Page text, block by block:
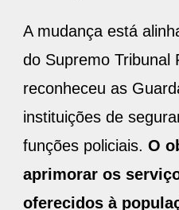
A mudança está
do Supremo Tribunal
reconheceu as
instituições de
funções policiais. O
aprimorar os
oferecidos à